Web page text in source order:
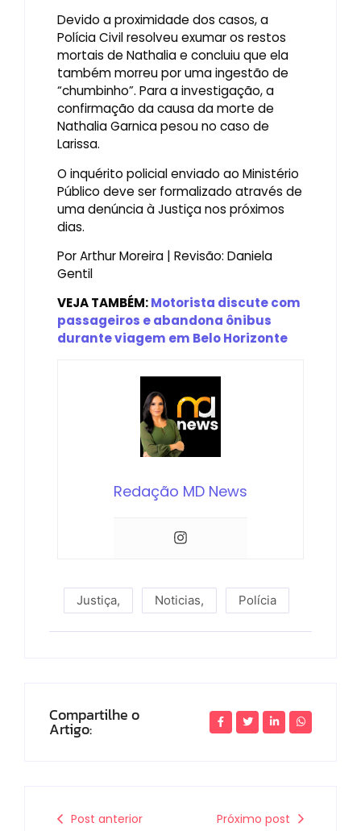
Devido a proximidade dos casos, a
Polícia Civil resolveu exumar os restos
mortais de Nathalia e concluiu que ela
também morreu por uma ingestão de
“chumbinho”. Para a investigação, a
confirmação da causa da morte de
Nathalia Garnica pesou no caso de
Larissa.
O inquérito policial enviado ao Ministério
Público deve ser formalizado através de
uma denúncia à Justiça nos próximos
dias.
Por Arthur Moreira | Revisão: Daniela
Gentil
VEJA TAMBÉM:Motorista discute com
passageiros e abandona ônibus
durante viagem em Belo Horizonte
Redação MD News
Justiça, Noticias, Polícia
Compartilhe o
Artigo:
Post anterior Próximo post